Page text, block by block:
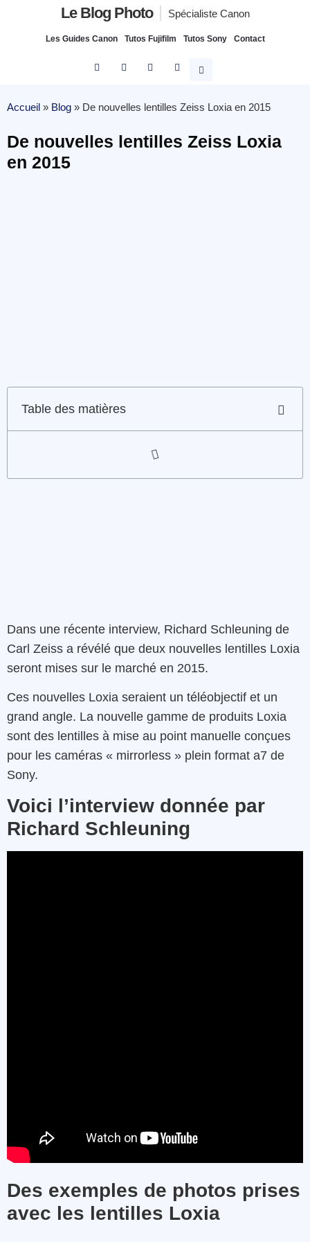
Le Blog Photo Spécialiste Canon
Les Guides Canon Tutos Fujifilm Tutos Sony Contact
Accueil » Blog » De nouvelles lentilles Zeiss Loxia en 2015
De nouvelles lentilles Zeiss Loxia
en 2015
Table des matières
Dans une récente interview, Richard Schleuning de
Carl Zeiss a révélé que deux nouvelles lentilles Loxia
seront mises sur le marché en 2015.
Ces nouvelles Loxia seraient un téléobjectif et un
grand angle. La nouvelle gamme de produits Loxia
sont des lentilles à mise au point manuelle conçues
pour les caméras « mirrorless » plein format a7 de
Sony.
Voici l’interview donnée par
Richard Schleuning
Des exemples de photos prises
avec les lentilles Loxia